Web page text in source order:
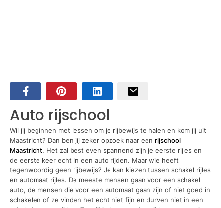
Auto rijschool
Wil jij beginnen met lessen om je rijbewijs te halen en kom jij uit
Maastricht? Dan ben jij zeker opzoek naar een rijschool
Maastricht. Het zal best even spannend zijn je eerste rijles en
de eerste keer echt in een auto rijden. Maar wie heeft
tegenwoordig geen rijbewijs? Je kan kiezen tussen schakel rijles
en automaat rijles. De meeste mensen gaan voor een schakel
auto, de mensen die voor een automaat gaan zijn of niet goed in
schakelen of ze vinden het echt niet fijn en durven niet in een